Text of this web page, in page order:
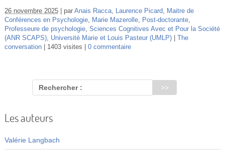
26 novembre 2025 par Anais Racca, Laurence Picard, Maitre de
Conférences en Psychologie, Marie Mazerolle, Post-doctorante,
Professeure de psychologie, Sciences Cognitives Avec et Pour la Société
(ANR SCAPS), Université Marie et Louis Pasteur (UMLP)
The
conversation
1403 visites 0 commentaire
Rechercher :
Les auteurs
Valérie Langbach